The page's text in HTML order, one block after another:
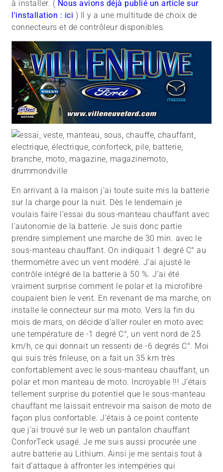
à installer. ( Nous avions déjà publié un article sur
l'installation : ici ) Il y a une multitude de choix de
connecteurs et de contrôleur disponibles.
En arrivant à la maison j’ai toute suite mis la batterie
sur la charge pour la nuit. Dès le lendemain je
voulais faire l’essai du sous-manteau chauffant avec
l’autonomie de la batterie. Je suis donc partie
prendre simplement une marche de 30 min. avec le
sous-manteau chauffant. On indiquait 1 degré C° au
thermomètre avec un vent modéré. J’ai ajusté le
contrôle intégré de la batterie à 50 %. J’ai été
vraiment surprise comment le polar et la microfibre
coupaient bien le vent. En revenant de ma marche, on
installe le connecteur sur ma moto. Vers la fin du
mois de mars, on décide d’aller rouler en moto avec
une température de -1 degré C°, un vent nord de 25
km/h, ce qui donnait un ressenti de -6 degrés C°. Moi
qui suis très frileuse, on a fait un 35 km très
confortablement avec le sous-manteau chauffant, un
polar et mon manteau de moto. Incroyable !!! J’étais
tellement surprise du potentiel que le sous-manteau
chauffant me laissait entrevoir ma saison de moto de
façon plus confortable. J’étais à ce point contente
que j’ai trouvé sur le web un pantalon chauffant
ConforTeck usagé. Je me suis aussi procurée une
autre batterie au Lithium. Ainsi je me sentais tout à
fait d’attaque à affronter les intempéries qui